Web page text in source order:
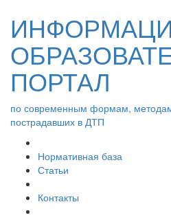
ПОРТАЛ
по современным формам,
пострадавших в ДТП
Нормативная база
Статьи
Контакты